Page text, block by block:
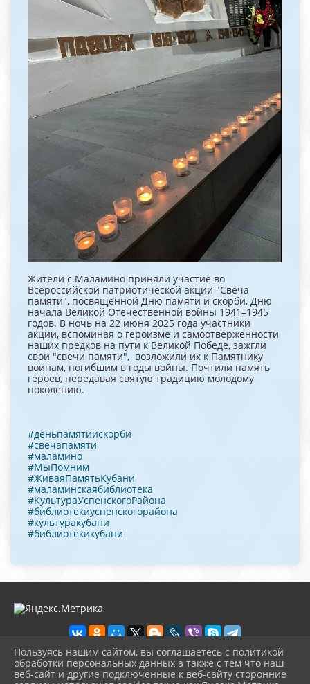
Жители с.Маламино приняли участие во
Всероссийской патриотической акции "Свеча
памяти", посвящённой Дню памяти и скорби, Дню
начала Великой Отечественной войны 1941–1945
годов. В ночь на 22 июня 2025 года участники
акции, вспоминая о героизме и самоотверженности
наших предков на пути к Великой Победе, зажгли
свои "свечи памяти", возложили их к Памятнику
воинам, погибшим в годы войны. Почтили память
героев, передавая святую традицию молодому
поколению.
#деньпамятиискорби
#свечапамяти
#маламино
#МыПомним
#ЖиваяПамятьКубани
#маламинскаябиблиотека
#КультураУспенскогоРайона
#библиотекиуспенскогорайона
#культуракубани
#библиотекикубани
2026 г. malim-bibl.okusp.ru
Пользуясь нашим сайтом, вы соглашаетесь с политикой
обработки персональных данных а также с тем что наш
веб-сайт и другие подключенные к веб-сайту сторонние